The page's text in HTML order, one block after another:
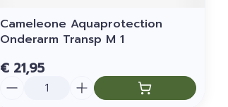
Cameleone Aquaprotection
Onderarm Transp M 1
€ 21,95